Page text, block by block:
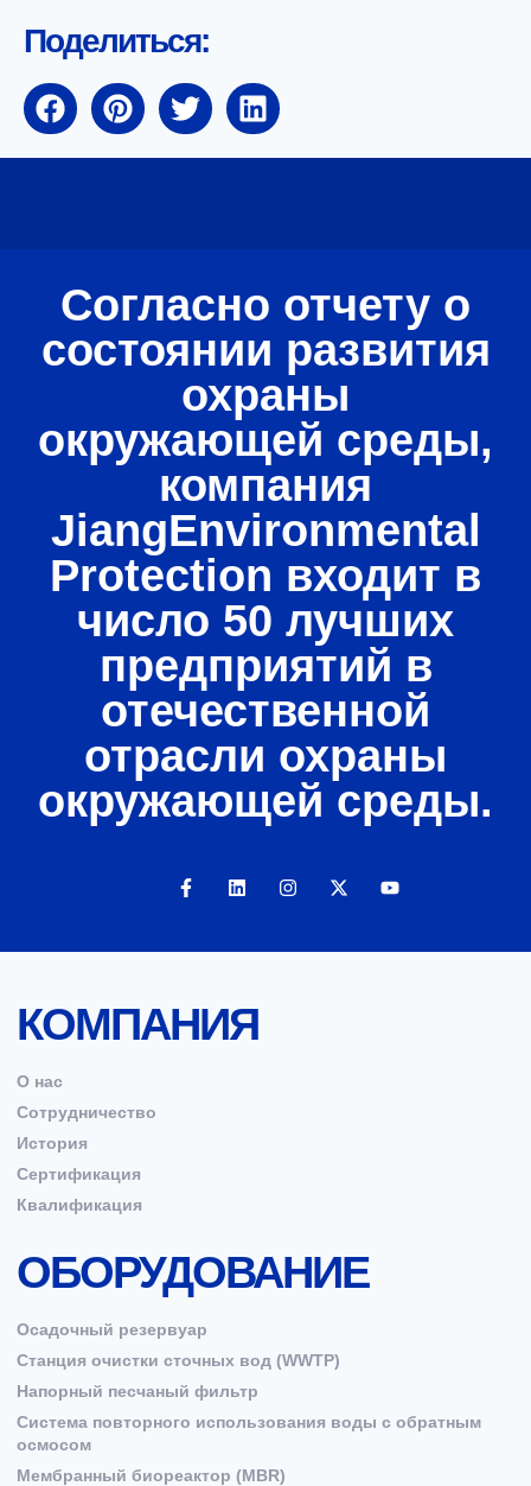
Поделиться:
Согласно отчету о
состоянии развития
охраны
окружающей среды,
компания
JiangEnvironmental
Protection входит в
число 50 лучших
предприятий в
отечественной
отрасли охраны
окружающей среды.
КОМПАНИЯ
О нас
Сотрудничество
История
Сертификация
Квалификация
ОБОРУДОВАНИЕ
Осадочный резервуар
Станция очистки сточных вод (WWTP)
Напорный песчаный фильтр
Система повторного использования воды с обратным
осмосом
Мембранный биореактор (MBR)